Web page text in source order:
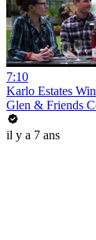
7:10
Karlo Estates
Glen & Friends
il y a 7 ans